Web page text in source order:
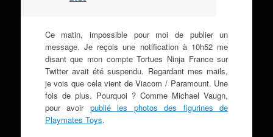
Ce matin, impossible pour moi de publier un
message. Je reçois une notification à 10h52 me
disant que mon compte Tortues Ninja France sur
Twitter avait été suspendu. Regardant mes mails,
je vois que cela vient de Viacom / Paramount. Une
fois de plus. Pourquoi ? Comme Michael Vaugn,
pour avoir publié les photos des figurines de
Playmates Toys.